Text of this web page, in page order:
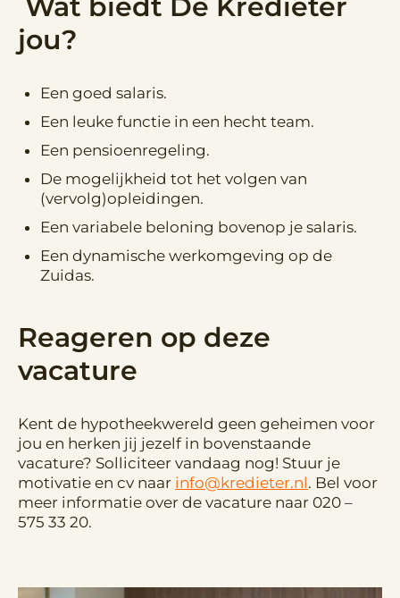
Wat biedt De Kredieter
jou?
Een goed salaris.
Een leuke functie in een hecht team.
Een pensioenregeling.
De mogelijkheid tot het volgen van
(vervolg)opleidingen.
Een variabele beloning bovenop je salaris.
Een dynamische werkomgeving op de
Zuidas.
Reageren op deze
vacature
Kent de hypotheekwereld geen geheimen voor
jou en herken jij jezelf in bovenstaande
vacature? Solliciteer vandaag nog! Stuur je
motivatie en cv naar info@kredieter.nl. Bel voor
meer informatie over de vacature naar 020 –
575 33 20.